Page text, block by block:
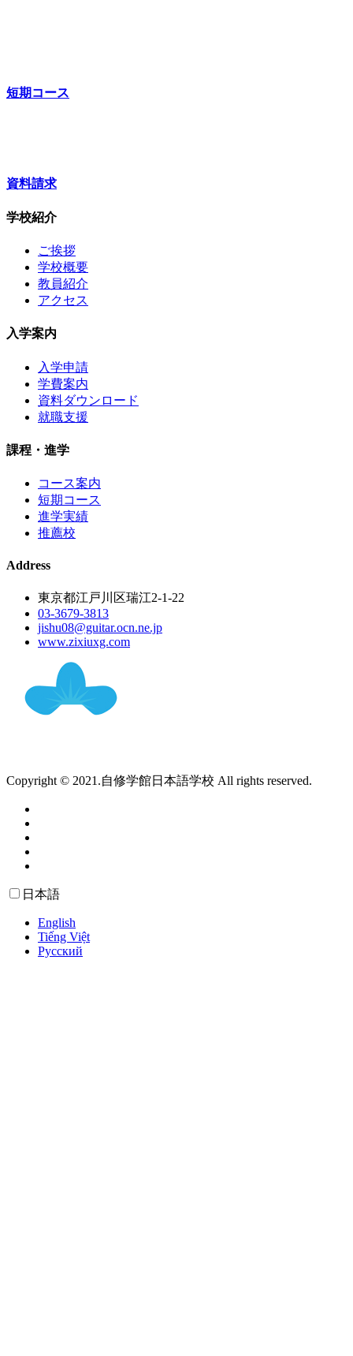
短期コース
資料請求
学校紹介
ご挨拶
学校概要
教員紹介
アクセス
入学案内
入学申請
学費案内
資料ダウンロード
就職支援
課程・進学
コース案内
短期コース
進学実績
推薦校
Address
東京都江戸川区瑞江2-1-22
03-3679-3813
jishu08@guitar.ocn.ne.jp
www.zixiuxg.com
Copyright © 2021.自修学館日本語学校 All rights reserved.
日本語
English
Tiếng Việt
Русский